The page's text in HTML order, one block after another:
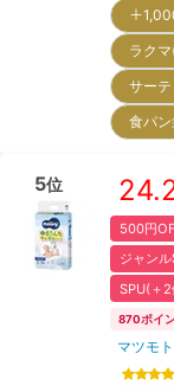
＋
ラク
サー
食パ
5位
500円
ジャン
SPU(＋2
870ポイ
マツモ